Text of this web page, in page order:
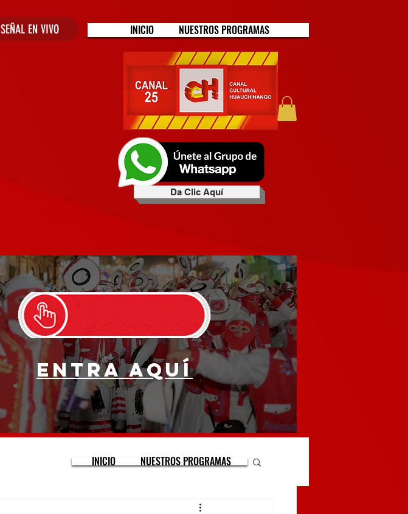
SEÑAL EN VIVO INICIO NUESTROS PROGRAMAS
Da Clic Aquí
Entra aquí
INICIO NUESTROS PROGRAMAS